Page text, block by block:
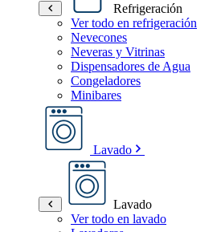
Refrigeración
Ver todo en refrigeración
Nevecones
Neveras y Vitrinas
Dispensadores de Agua
Congeladores
Minibares
Lavado
Lavado
Ver todo en lavado